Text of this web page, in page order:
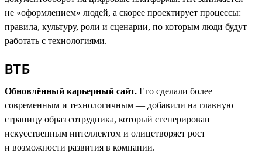
не «оформлением» людей, а скорее проектирует процессы:
правила, культуру, роли и сценарии, по которым люди будут
работать с технологиями.
ВТБ
Обновлённый карьерный сайт. Его сделали более
современным и технологичным — добавили на главную
страницу образ сотрудника, который сгенерирован
искусственным интеллектом и олицетворяет рост
и возможности развития в компании.